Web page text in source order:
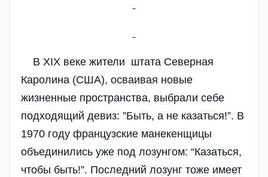
В XIX веке жители штата Северная
Каролина (США), осваивая новые
жизненные пространства, выбрали себе
подходящий девиз: ”Быть, а не казаться!”. В
1970 году французские манекенщицы
объединились уже под лозунгом: “Казаться,
чтобы быть!”. Последний лозунг тоже имеет